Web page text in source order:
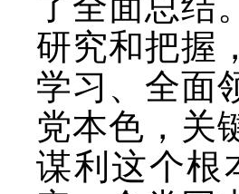
研究和把握
学习、全面
党本色，关
谋利这个根